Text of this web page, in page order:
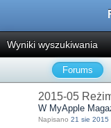
Wyniki wyszukiwania
Forums
2015-05
W MyApple
Napisano 21 sie 2015